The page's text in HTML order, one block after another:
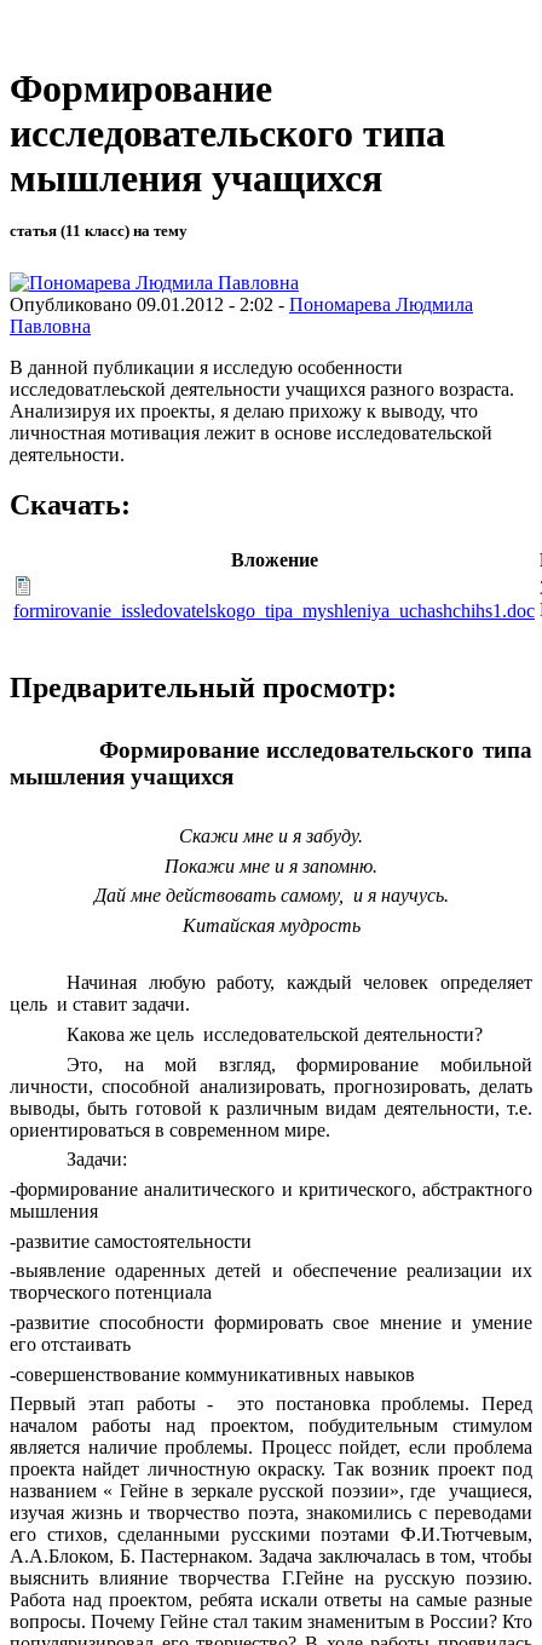
Формирование
исследовательского типа
мышления учащихся
статья (11 класс) на тему
Опубликовано 09.01.2012 - 2:02 - Пономарева Людмила
Павловна
В данной публикации я исследую особенности
исследоватлеьской деятельности учащихся разного возраста.
Анализируя их проекты, я делаю прихожу к выводу, что
личностная мотивация лежит в основе исследовательской
деятельности.
Скачать:
Вложение
formirovanie_issledovatelskogo_tipa_myshleniya_uchashchihs1.doc
Предварительный просмотр:
Формирование исследовательского типа
мышления учащихся
Скажи мне и я забуду.
Покажи мне и я запомню.
Дай мне действовать самому, и я научусь.
Китайская мудрость
Начиная любую работу, каждый человек определяет
цель и ставит задачи.
Какова же цель исследовательской деятельности?
Это, на мой взгляд, формирование мобильной
личности, способной анализировать, прогнозировать, делать
выводы, быть готовой к различным видам деятельности, т.е.
ориентироваться в современном мире.
Задачи:
-формирование аналитического и критического, абстрактного
мышления
-развитие самостоятельности
-выявление одаренных детей и обеспечение реализации их
творческого потенциала
-развитие способности формировать свое мнение и умение
его отстаивать
-совершенствование коммуникативных навыков
Первый этап работы - это постановка проблемы. Перед
началом работы над проектом, побудительным стимулом
является наличие проблемы. Процесс пойдет, если проблема
проекта найдет личностную окраску. Так возник проект под
названием « Гейне в зеркале русской поэзии», где учащиеся,
изучая жизнь и творчество поэта, знакомились с переводами
его стихов, сделанными русскими поэтами Ф.И.Тютчевым,
А.А.Блоком, Б. Пастернаком. Задача заключалась в том, чтобы
выяснить влияние творчества Г.Гейне на русскую поэзию.
Работа над проектом, ребята искали ответы на самые разные
вопросы. Почему Гейне стал таким знаменитым в России? Кто